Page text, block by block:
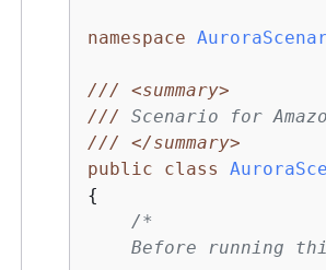
namespace
///
<summary>
/// Scenario for
///
</summary>
public
class
{
/*
Before running